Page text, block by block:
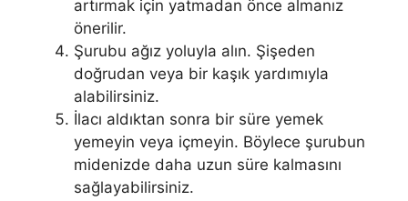
artırmak için yatmadan önce almanız
önerilir.
Şurubu ağız yoluyla alın. Şişeden
doğrudan veya bir kaşık yardımıyla
alabilirsiniz.
İlacı aldıktan sonra bir süre yemek
yemeyin veya içmeyin. Böylece şurubun
midenizde daha uzun süre kalmasını
sağlayabilirsiniz.